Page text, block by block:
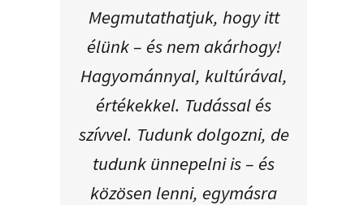
Megmutathatjuk, hogy itt
élünk – és nem akárhogy!
Hagyománnyal, kultúrával,
értékekkel. Tudással és
szívvel. Tudunk dolgozni, de
tudunk ünnepelni is – és
közösen lenni, egymásra